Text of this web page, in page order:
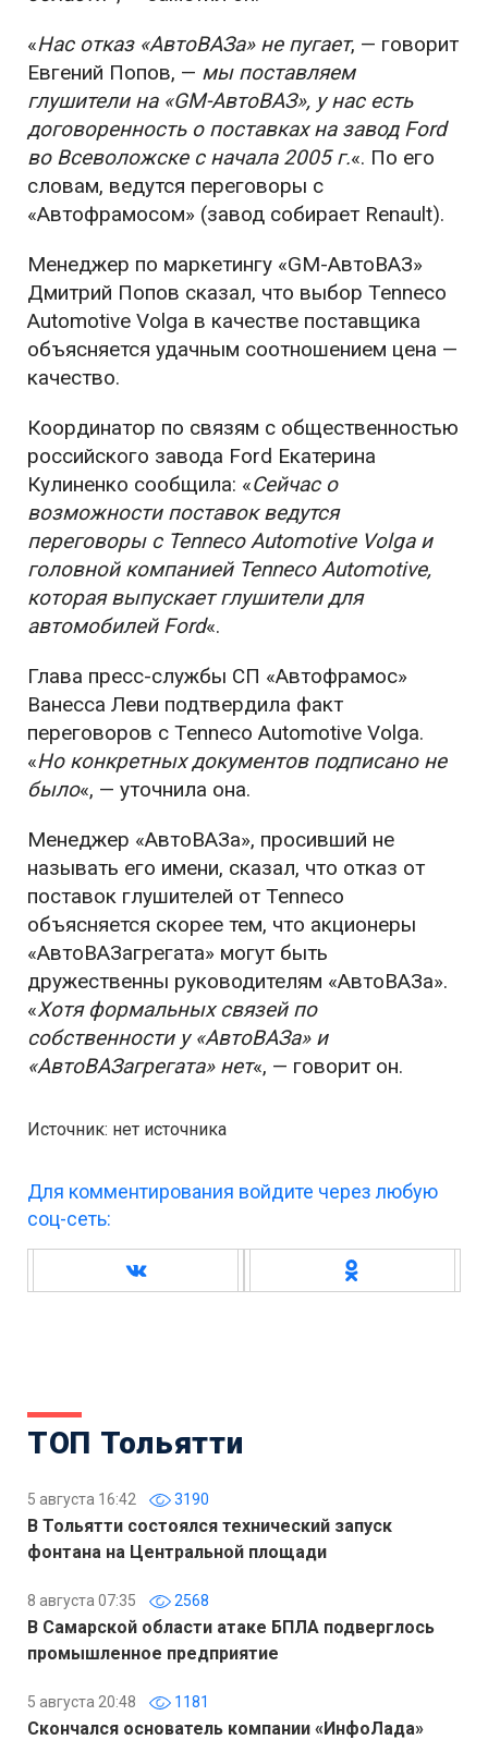
«Нас отказ «АвтоВАЗа» не пугает, — говорит
Евгений Попов, — мы поставляем
глушители на «GM-АвтоВАЗ», у нас есть
договоренность о поставках на завод Ford
во Всеволожске с начала 2005 г.«. По его
словам, ведутся переговоры с
«Автофрамосом» (завод собирает Renault).
Менеджер по маркетингу «GM-АвтоВАЗ»
Дмитрий Попов сказал, что выбор Tenneco
Automotive Volga в качестве поставщика
объясняется удачным соотношением цена —
качество.
Координатор по связям с общественностью
российского завода Ford Екатерина
Кулиненко сообщила: «Сейчас о
возможности поставок ведутся
переговоры с Tenneco Automotive Volga и
головной компанией Tenneco Automotive,
которая выпускает глушители для
автомобилей Ford«.
Глава пресс-службы СП «Автофрамос»
Ванесса Леви подтвердила факт
переговоров с Tenneco Automotive Volga.
«Но конкретных документов подписано не
было«, — уточнила она.
Менеджер «АвтоВАЗа», просивший не
называть его имени, сказал, что отказ от
поставок глушителей от Tenneco
объясняется скорее тем, что акционеры
«АвтоВАЗагрегата» могут быть
дружественны руководителям «АвтоВАЗа».
«Хотя формальных связей по
собственности у «АвтоВАЗа» и
«АвтоВАЗагрегата» нет«, — говорит он.
Источник: нет источника
Для комментирования войдите через любую
соц-сеть:
ТОП Тольятти
5 августа 16:42 3190
В Тольятти состоялся технический запуск
фонтана на Центральной площади
8 августа 07:35 2568
В Самарской области атаке БПЛА подверглось
промышленное предприятие
5 августа 20:48 1181
Скончался основатель компании «ИнфоЛада»